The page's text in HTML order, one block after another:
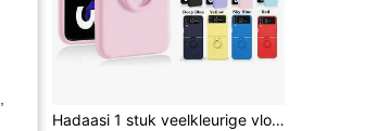
Hadaasi 1 stuk veelkleurige vloeibare siliconen huidvriendelijke ingebouwde flanel bescherming jelly Q-elastische opvouwbare standaard flip acryl harde schaal + TPU zachte gel rubberen wasbare beschermhoes ultra-dunne premium textuur unisex telefoonhoes compatibel met Samsung Galaxy Z Flip8/Z /Z Flip6/Z Flip5/Z Flip4/Z Flip3